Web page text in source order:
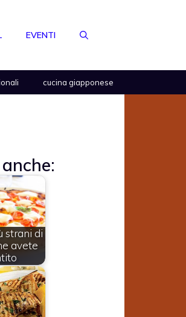
EVENTI
cucina giapponese
strani di
avete